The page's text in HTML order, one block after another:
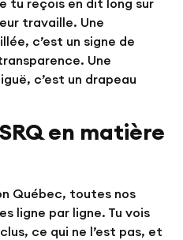
tu reçois en dit long sur
travaille. Une
c’est un signe de
Une
c’est un drapeau
en matière
Québec, toutes nos
ligne par ligne. Tu vois
ce qui ne l’est pas, et